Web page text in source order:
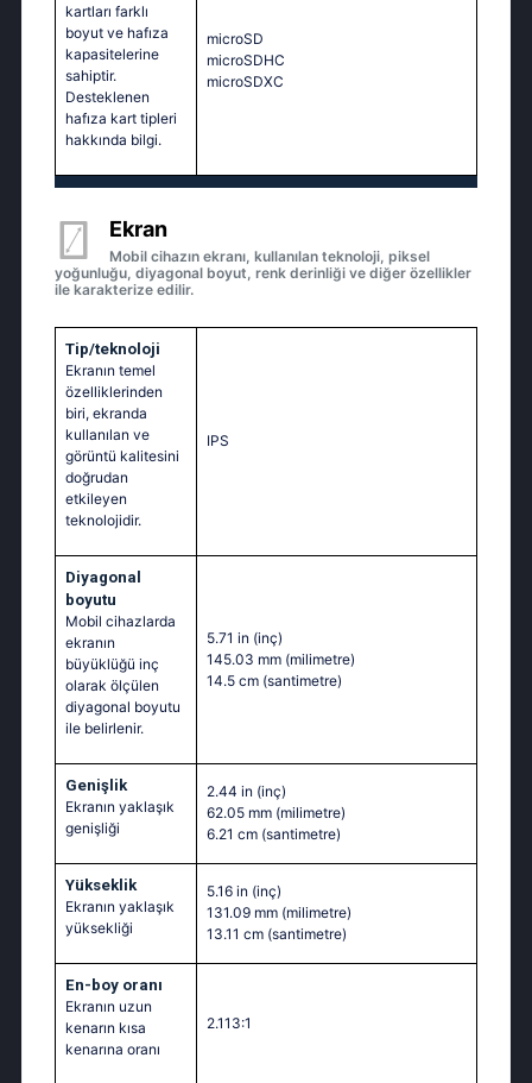
kartları farklı
boyut ve hafıza
kapasitelerine
sahiptir.
Desteklenen
hafıza kart tipleri
hakkında bilgi.
microSD
microSDHC
microSDXC
Ekran
Mobil cihazın ekranı, kullanılan teknoloji, piksel
yoğunluğu, diyagonal boyut, renk derinliği ve diğer özellikler
ile karakterize edilir.
Tip/teknoloji
Ekranın temel
özelliklerinden
biri, ekranda
kullanılan ve
görüntü kalitesini
doğrudan
etkileyen
teknolojidir.
IPS
Diyagonal
boyutu
Mobil cihazlarda
ekranın
büyüklüğü inç
olarak ölçülen
diyagonal boyutu
ile belirlenir.
5.71 in (inç)
145.03 mm (milimetre)
14.5 cm (santimetre)
Genişlik
Ekranın yaklaşık
genişliği
2.44 in (inç)
62.05 mm (milimetre)
6.21 cm (santimetre)
Yükseklik
Ekranın yaklaşık
yüksekliği
5.16 in (inç)
131.09 mm (milimetre)
13.11 cm (santimetre)
En-boy oranı
Ekranın uzun
kenarın kısa
kenarına oranı
2.113:1